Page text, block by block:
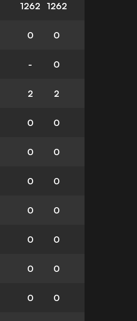
1262 1262
0 0
- 0
2 2
0 0
0 0
0 0
0 0
0 0
0 0
0 0